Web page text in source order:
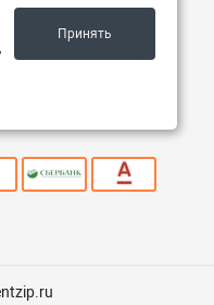
вс - выходной
Принять